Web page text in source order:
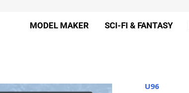
MODEL MAKER SCI-FI & FANTASY
U96